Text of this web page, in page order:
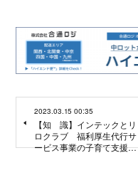
2023.03.15 00:35
【知 識】インテックとリ
ロクラブ 福利厚生代行サ
ービス事業の子育て支援…